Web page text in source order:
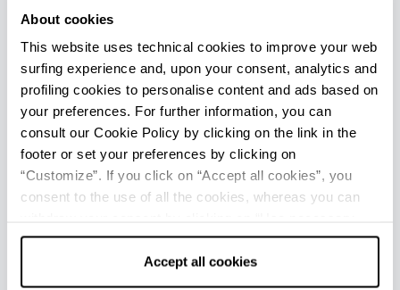
About cookies
This website uses technical cookies to improve your web
surfing experience and, upon your consent, analytics and
profiling cookies to personalise content and ads based on
your preferences. For further information, you can
consult our Cookie Policy by clicking on the link in the
footer or set your preferences by clicking on
“Customize”. If you click on “Accept all cookies”, you
consent to the use of all the cookies, whereas you can
cookies only” and only the technical cookies for the
correct functioning of the website will be used.
Accept all cookies
1
2
3
4
6
Ultimo aggiornamento 20/12/2021